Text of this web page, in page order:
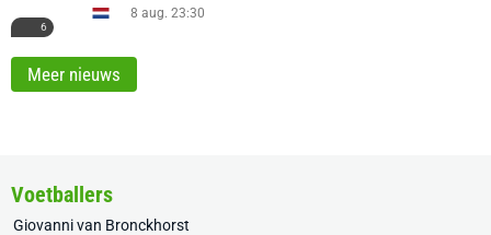
6
8 aug. 23:30
Meer nieuws
Voetballers
Giovanni van Bronckhorst